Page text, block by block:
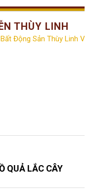
THÙY LINH
Động Sản Thùy Linh
QUẢ LẮC CÂY